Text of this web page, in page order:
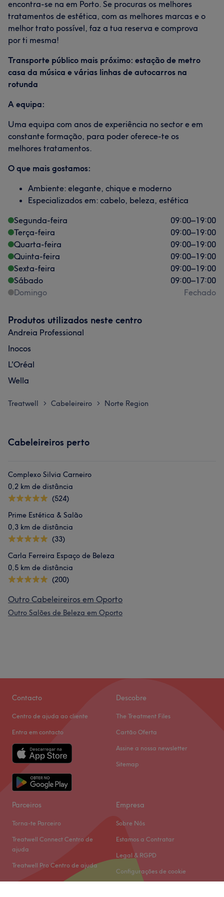
encontra-se na em Porto. Se procuras os melhores
tratamentos de estética, com as melhores marcas e o
melhor trato possível, faz a tua reserva e comprova
por ti mesma!
Transporte público mais próximo: estação de metro
casa da música e várias linhas de autocarros na
rotunda
A equipa:
Uma equipa com anos de experiência no sector e em
constante formação, para poder oferece-te os
melhores tratamentos.
O que mais gostamos:
Ambiente: elegante, chique e moderno
Especializados em: cabelo, beleza, estética
Segunda-feira
09:00–19:00
Terça-feira
09:00–19:00
Quarta-feira
09:00–19:00
Quinta-feira
09:00–19:00
Sexta-feira
09:00–19:00
Sábado
09:00–17:00
Domingo
Fechado
Produtos utilizados neste centro
Andreia Professional
Inocos
L'Oréal
Wella
Treatwell > Cabeleireiro > Norte Region
Cabeleireiros perto
Complexo Silvia Carneiro
0,2 km de distância
(524)
Prime Estética & Salão
0,3 km de distância
(33)
Carla Ferreira Espaço de Beleza
0,5 km de distância
(200)
Outro Cabeleireiros em Oporto
Outro Salões de Beleza em Oporto
Contacto
Centro de ajuda ao cliente
Entra em contacto
Descobre
The Treatment Files
Cartão Oferta
Assine a nossa newsletter
Sitemap
Parceiros
Torna-te Parceiro
Treatwell Connect Centro de
ajuda
Treatwell Pro Centro de ajuda
Empresa
Sobre Nós
Estamos a Contratar
Legal & RGPD
Configurações de cookie